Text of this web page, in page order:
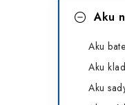
kategorieAku
Aku
Aku
Aku